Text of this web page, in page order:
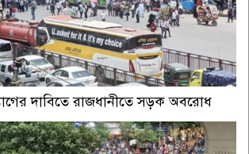
দাবিতে রাজধানীতে সড়ক অবরোধ